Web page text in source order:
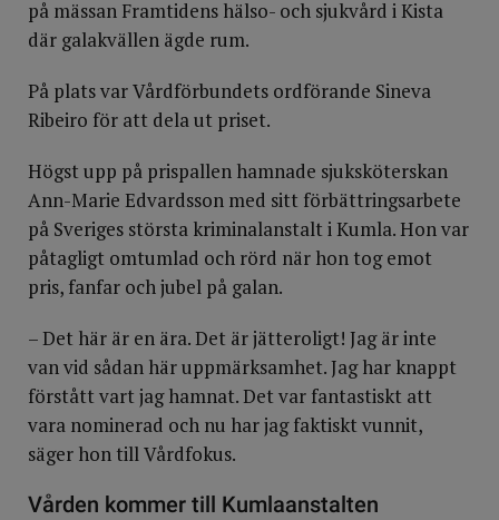
på mässan Framtidens hälso- och sjukvård i Kista
där galakvällen ägde rum.
På plats var Vårdförbundets ordförande Sineva
Ribeiro för att dela ut priset.
Högst upp på prispallen hamnade sjuksköterskan
Ann-Marie Edvardsson med sitt förbättringsarbete
på Sveriges största kriminalanstalt i Kumla. Hon var
påtagligt omtumlad och rörd när hon tog emot
pris, fanfar och jubel på galan.
– Det här är en ära. Det är jätteroligt! Jag är inte
van vid sådan här uppmärksamhet. Jag har knappt
förstått vart jag hamnat. Det var fantastiskt att
vara nominerad och nu har jag faktiskt vunnit,
säger hon till Vårdfokus.
Vården kommer till Kumlaanstalten